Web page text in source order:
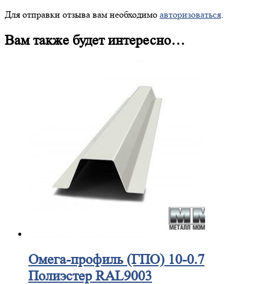
Для отправки отзыва вам необходимо авторизоваться
Вам также будет интересно…
Омега-профиль(ГПО) 10-0.7
Полиэстер RAL9003